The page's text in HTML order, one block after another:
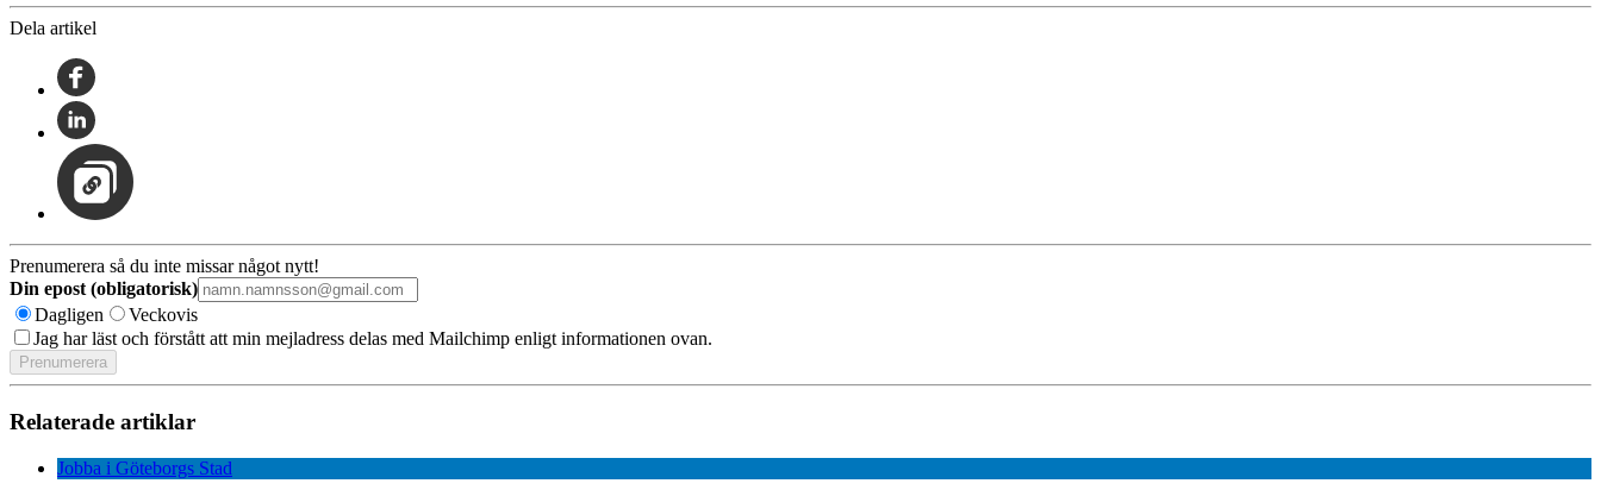
Dela artikel
Prenumerera så du inte missar något nytt!
Din epost (obligatorisk)
Dagligen
Veckovis
Jag har läst och förstått att min mejladress delas med Mailchimp enligt informationen ovan.
Relaterade artiklar
Jobba i Göteborgs Stad